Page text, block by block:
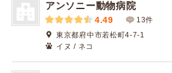
アンソニー動物病院
4.49
13件
東京都府中市若松町4-7-1
イヌ / ネコ